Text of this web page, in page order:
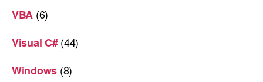
VBA (6)
Visual C#(44)
Windows (8)